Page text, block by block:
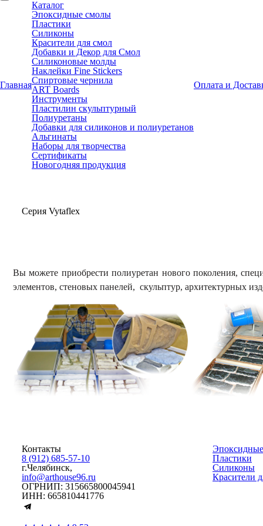
Главная
Каталог
Эпоксидные смолы
Пластики
Силиконы
Красители для смол
Добавки и Декор для Смол
Силиконовые молды
Наклейки Fine Stickers
Спиртовые чернила
ART Boards
Инструменты
Пластилин скульптурный
Полиуретаны
Добавки для силиконов и полиуретанов
Альгинаты
Наборы для творчества
Сертификаты
Новогодняя продукция
Оплата и
Серия Vytaflex
Вы можете приобрести полиуретан нового поколения,
элементов, стеновых панелей, скульптур, архитектурных
Контакты
8 (912) 685-57-10
г.Челябинск,
info@arthouse96.ru
ОГРНИП: 315665800045941
ИНН: 665810441776
Пластики
Силиконы
Красители